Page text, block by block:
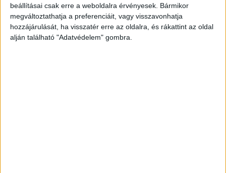
beállításai csak erre a weboldalra érvényesek. Bármikor
megváltoztathatja a preferenciáit, vagy visszavonhatja
hozzájárulását, ha visszatér erre az oldalra, és rákattint az oldal
alján található "Adatvédelem" gombra.
ágyhoz kötött nő táskája és pénztárcája, a benne
lévő 483 ezer forinttal a fejtámla alatt volt
elhelyezve.A Kékvillogó legfrissebb híreit ide